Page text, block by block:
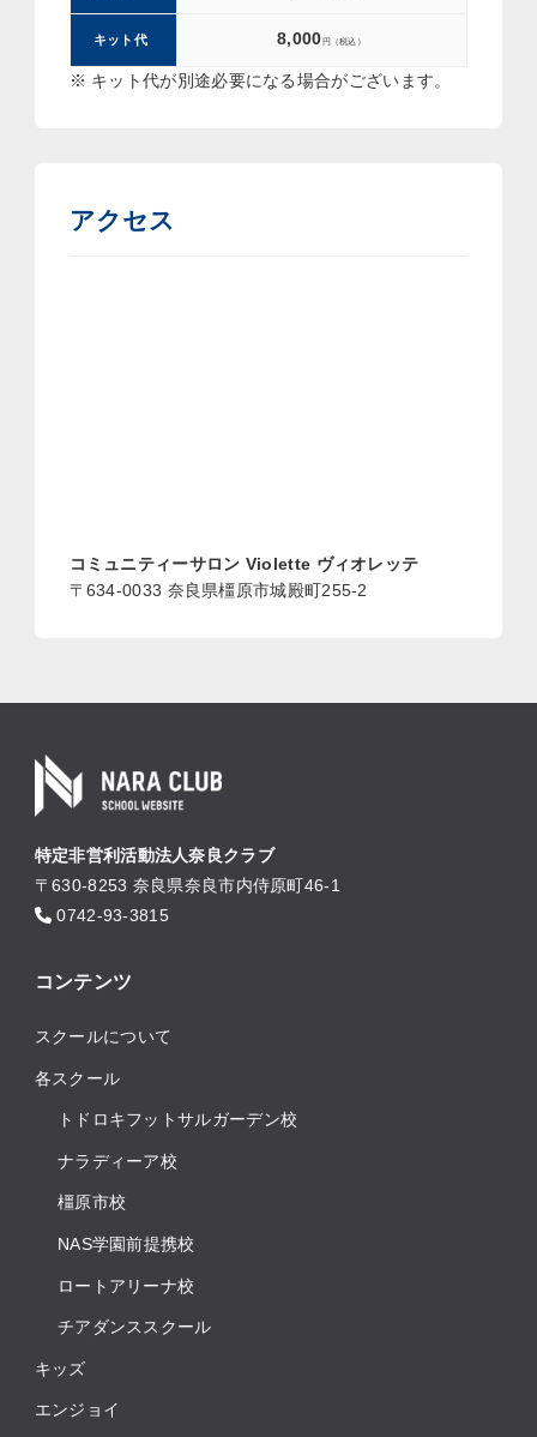
キット代 8,000
※ キット代が別途必要になる場合がございます。
アクセス
コミュニティーサロン Violette ヴィオレッテ
〒634-0033 奈良県橿原市城殿町255-2
特定非営利活動法人奈良クラブ
〒630-8253 奈良県奈良市内侍原町46-1
0742-93-3815
コンテンツ
スクールについて
各スクール
トドロキフットサルガーデン校
ナラディーア校
橿原市校
NAS学園前提携校
ロートアリーナ校
チアダンススクール
キッズ
エンジョイ